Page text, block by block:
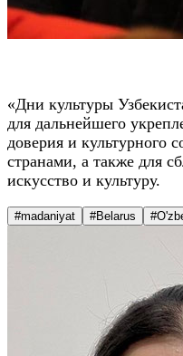
«Дни культуры
для дальнейшего
доверия и культурного
странами, а также для
искусство и культуру.
#madaniyat #Belarus